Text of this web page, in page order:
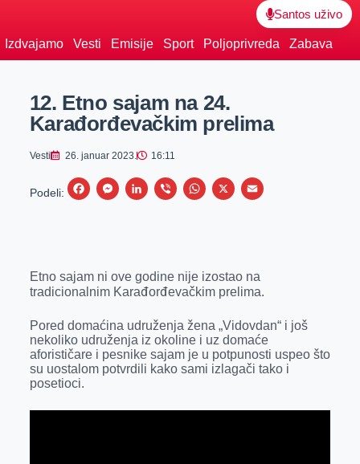
Santos uživo
Izdvajamo Vesti Emisije Sport Poljoprivreda Zabava
12. Etno sajam na 24.
Karađorđevačkim prelima
Vesti 26. januar 2023. 16:11
Podeli:
F
b
o
o
k
M
e
n
g
e
r
L
e
d
I
n
V
r
W
s
A
p
p
X
E
Etno sajam ni ove godine nije izostao na
tradicionalnim Karađorđevačkim prelima.
Pored domaćina udruženja žena „Vidovdan“ i još
nekoliko udruženja iz okoline i uz domaće
aforističare i pesnike sajam je u potpunosti uspeo što
su uostalom potvrdili kako sami izlagači tako i
posetioci.